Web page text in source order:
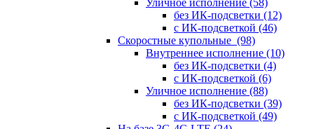
Уличное исполнение (58)
без ИК-подсветки (12)
с ИК-подсветкой (46)
Скоростные купольные (98)
Внутреннее исполнение (10)
без ИК-подсветки (4)
с ИК-подсветкой (6)
Уличное исполнение (88)
без ИК-подсветки (39)
с ИК-подсветкой (49)